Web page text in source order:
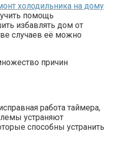
холодильника на дому
помощь
избавлять дом от
случаев её можно
причин
работа таймера,
устраняют
способны устранить